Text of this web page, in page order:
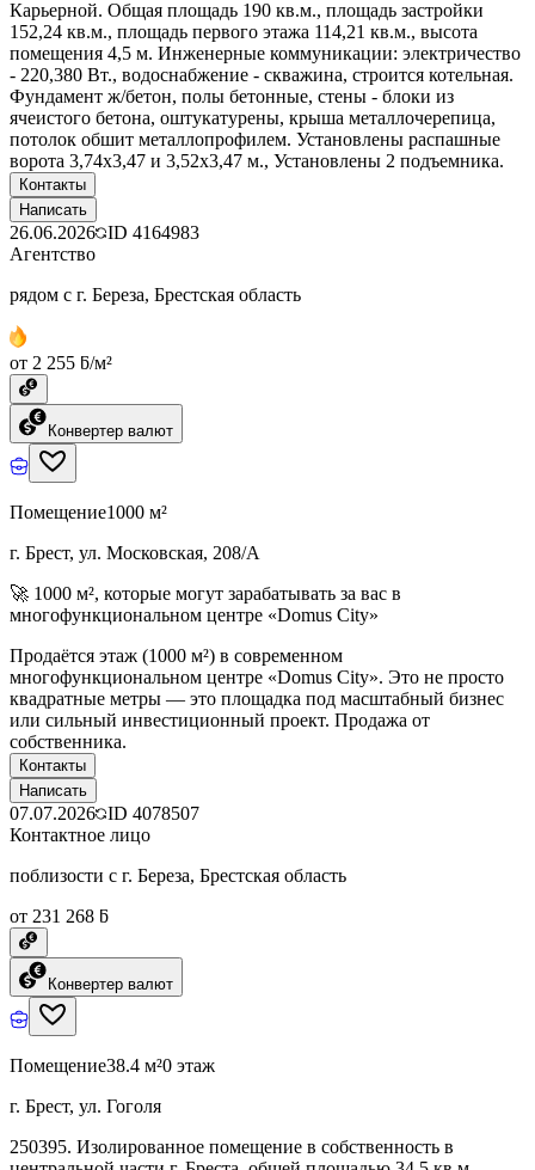
Карьерной. Общая площадь 190 кв.м., площадь застройки
152,24 кв.м., площадь первого этажа 114,21 кв.м., высота
помещения 4,5 м. Инженерные коммуникации: электричество
- 220,380 Вт., водоснабжение - скважина, строится котельная.
Фундамент ж/бетон, полы бетонные, стены - блоки из
ячеистого бетона, оштукатурены, крыша металлочерепица,
потолок обшит металлопрофилем. Установлены распашные
ворота 3,74х3,47 и 3,52х3,47 м., Установлены 2 подъемника.
Контакты
Написать
26.06.2026 ID 4164983
Агентство
рядом с г. Береза, Брестская область
от 2 255 ƃ/м²
Конвертер валют
Помещение1000 м²
г. Брест, ул. Московская, 208/А
🚀 1000 м², которые могут зарабатывать за вас в
многофункциональном центре «Domus City»
Продаётся этаж (1000 м²) в современном
многофункциональном центре «Domus City». Это не просто
квадратные метры — это площадка под масштабный бизнес
или сильный инвестиционный проект. Продажа от
собственника.
Контакты
Написать
07.07.2026 ID 4078507
Контактное лицо
поблизости с г. Береза, Брестская область
от 231 268 ƃ
Конвертер валют
Помещение38.4 м²0 этаж
г. Брест, ул. Гоголя
250395. Изолированное помещение в собственность в